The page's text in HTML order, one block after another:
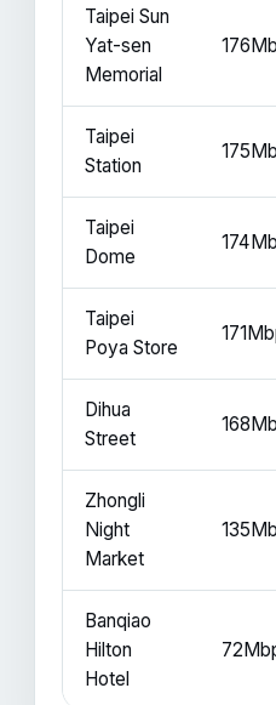
Taipei Sun
Yat-sen
Memorial
Taipei
Station
Taipei
Dome
Taipei
Poya Store
Dihua
Street
Zhongli
Night
Market
Banqiao
Hilton
Hotel